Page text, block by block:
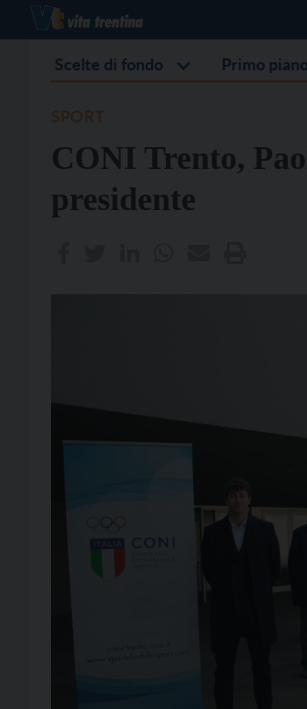
Scelte di fondo Primo piano
CONI Trento,
presidente